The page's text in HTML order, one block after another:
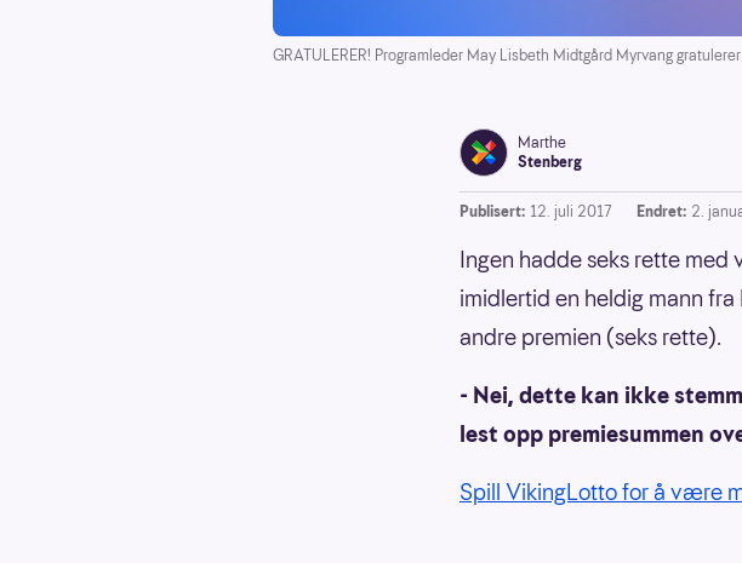
GRATULERER! Programleder May Lisbeth Midtgård Myrvang
Marthe
Stenberg
Publisert: 12. juli 2017 Endret: 2.
Ingen hadde seks rette med
imidlertid en heldig mann
andre premien (seks rette).
- Nei, dette kan ikke
lest opp premiesummen
Spill VikingLotto for å være